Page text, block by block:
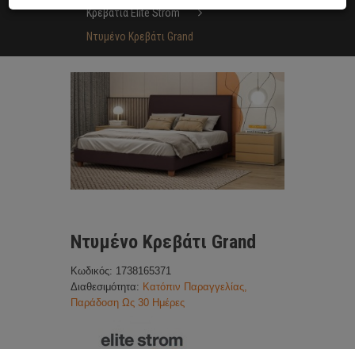
Κρεβάτια Elite Strom
Ντυμένο Κρεβάτι Grand
Ντυμένο Κρεβάτι Grand
Κωδικός: 1738165371
Διαθεσιμότητα: Κατόπιν Παραγγελίας,
Παράδοση Ως 30 Ημέρες